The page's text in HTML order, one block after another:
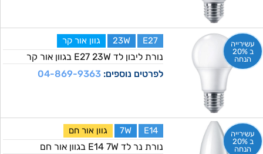
עשירייה
ב 20%
הנחה
E27
23W גוון אור קר
נורת ליבון לד E27 23W בגוון אור קר
לפרטים נוספים:04-869-9363
עשירייה
ב 20%
הנחה
E14
7W גוון אור חם
נורת נר לד E14 7W בגוון אור חם